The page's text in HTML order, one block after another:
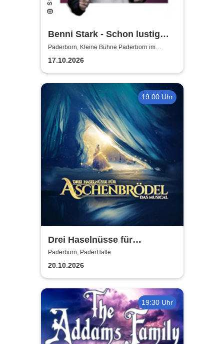
Benni Stark - Schon lustig
wenn‘s witzig ist!
Paderborn, Kleine Bühne Paderborn im
Deelenhaus
17.10.2026
19:00 Uhr
Drei Haselnüsse für
Aschenbrödel - Das Musical
Paderborn, PaderHalle
20.10.2026
19:30 Uhr